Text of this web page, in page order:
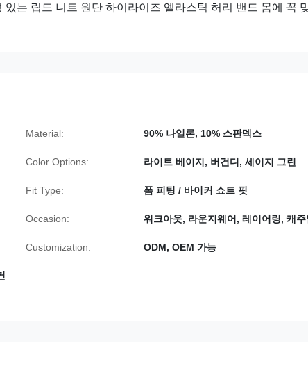
는 립드 니트 원단 하이라이즈 엘라스틱 허리 밴드 몸에 꼭
Material: 90% 나일론, 10% 스판덱스
Color Options: 라이트 베이지, 버건디, 세이지 그린
Fit Type: 폼 피팅 / 바이커 쇼트 핏
Occasion: 워크아웃, 라운지웨어, 레이어링, 캐주
Customization: ODM, OEM 가능